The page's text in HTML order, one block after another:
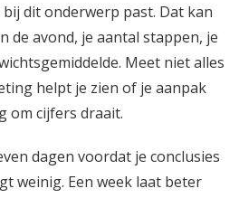
dit onderwerp past. Dat kan
de avond, je aantal stappen, je
Meet niet alles
helpt je zien of je aanpak
om cijfers draait.
dagen voordat je conclusies
weinig. Een week laat beter